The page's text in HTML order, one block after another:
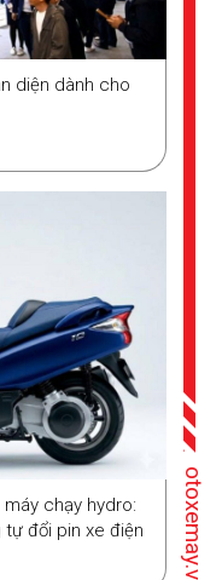
diện dành cho
chạy hydro:
tự đổi pin xe điện
otoxemay.vn